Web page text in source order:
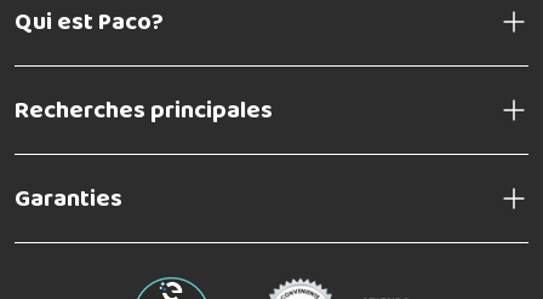
Constituants analytiques :
Composition :
Additifs nutritionnels :
Qui est Paco?
Recherches principales
Garanties